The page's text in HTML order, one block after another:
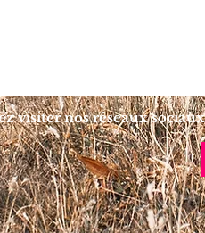
visiter nos réseaux